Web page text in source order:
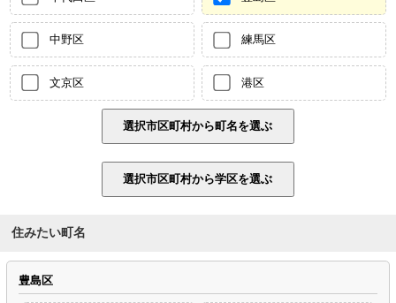
中野区 練馬区
文京区 港区
住みたい町名
豊島区